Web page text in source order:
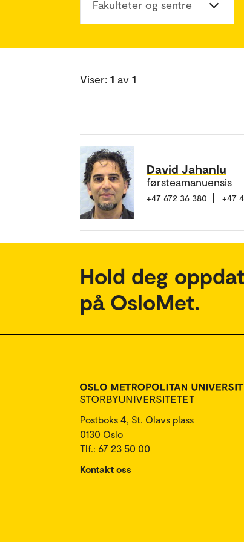
Fakulteter og sentre
Viser: 1 av 1
David Jahanlu
førsteamanuensis
+47 672 36 380 +47
Hold deg
på OsloMet.
Postboks 4, St. Olavs plass
0130 Oslo
Tlf.: 67 23 50 00
Kontakt oss